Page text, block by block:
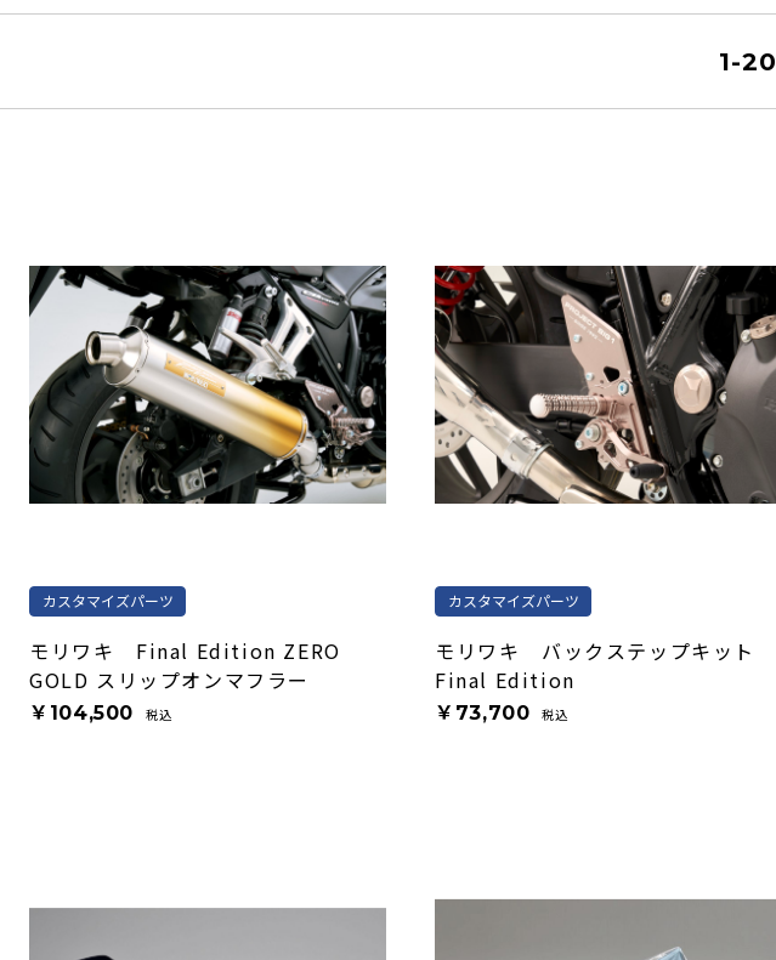
1-20
カスタマイズパーツ
モリワキ Final Edition ZERO
GOLD スリップオンマフラー
￥104,500 税込
カスタマイズパーツ
モリワキ バックステップキット
Final Edition
￥73,700 税込